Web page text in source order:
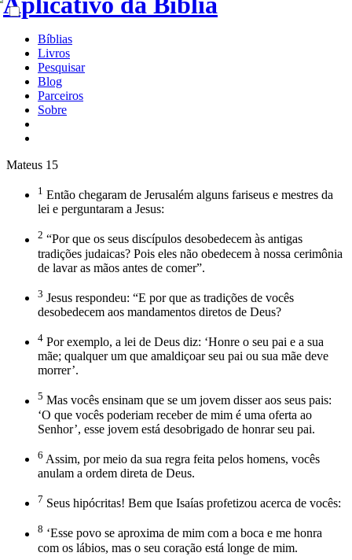
Bíblias
Livros
Pesquisar
Blog
Parceiros
Sobre
Mateus 15
1 Então chegaram de Jerusalém alguns fariseus e mestres da
lei e perguntaram a Jesus:
2 “Por que os seus discípulos desobedecem às antigas
tradições judaicas? Pois eles não obedecem à nossa cerimônia
de lavar as mãos antes de comer”.
3 Jesus respondeu: “E por que as tradições de vocês
desobedecem aos mandamentos diretos de Deus?
4 Por exemplo, a lei de Deus diz: ‘Honre o seu pai e a sua
mãe; qualquer um que amaldiçoar seu pai ou sua mãe deve
morrer’.
5 Mas vocês ensinam que se um jovem disser aos seus pais:
‘O que vocês poderiam receber de mim é uma oferta ao
Senhor’, esse jovem está desobrigado de honrar seu pai.
6 Assim, por meio da sua regra feita pelos homens, vocês
anulam a ordem direta de Deus.
7 Seus hipócritas! Bem que Isaías profetizou acerca de vocês:
8 ‘Esse povo se aproxima de mim com a boca e me honra
com os lábios, mas o seu coração está longe de mim.